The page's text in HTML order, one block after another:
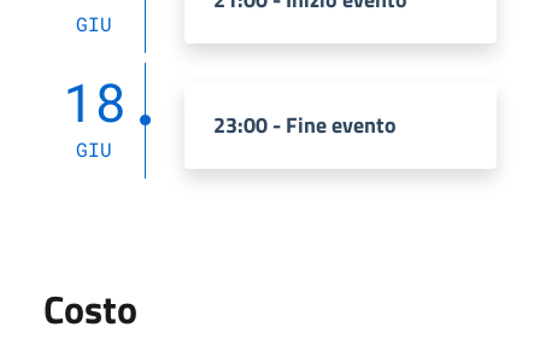
GIU
18
GIU
23:00 - Fine evento
Costo